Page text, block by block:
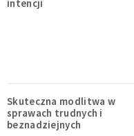
intencji
Skuteczna modlitwa w
sprawach trudnych i
beznadziejnych